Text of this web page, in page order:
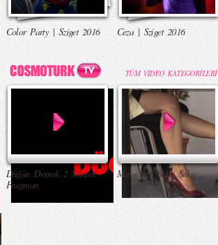
Color Party | Sziget 2016 Ceza | Sziget 2016
TÜM VIDEO KATEGORİLERİ
Düğün Dernek 2 Sünnet -
Fragman
Masa Altı Seksi Şaka